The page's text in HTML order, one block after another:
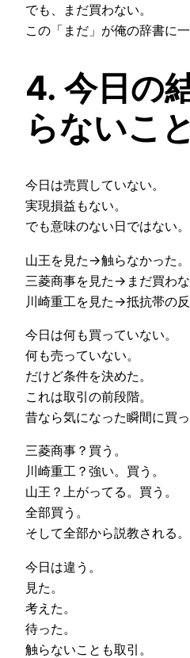
でも、まだ買わない。
この「まだ」が俺の辞書に
4. 今日の
らないこ
今日は売買していない。
実現損益もない。
でも意味のない日ではない。
山王を見た→触らなかった。
三菱商事を見た→まだ買わな
川崎重工を見た→抵抗帯の反
今日は何も買っていない。
何も売っていない。
だけど条件を決めた。
これは取引の前段階。
昔なら気になった瞬間に買っ
三菱商事？買う。
川崎重工？強い。買う。
山王？上がってる。買う。
全部買う。
そして全部から説教される。
今日は違う。
見た。
考えた。
待った。
触らないことも取引。